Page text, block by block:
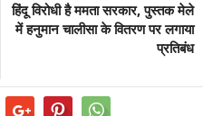
हिंदू विरोधी है ममता सरकार, पुस्तक मेले
में हनुमान चालीसा के वितरण पर लगाया
प्रतिबंध